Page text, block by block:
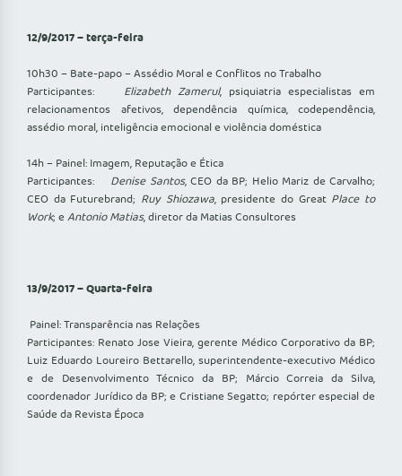
12/9/2017 – terça-feira
10h30 – Bate-papo – Assédio Moral e Conflitos no Trabalho
Participantes: Elizabeth Zamerul, psiquiatria especialistas em
relacionamentos afetivos, dependência química, codependência,
assédio moral, inteligência emocional e violência doméstica
14h – Painel: Imagem, Reputação e Ética
Participantes: Denise Santos, CEO da BP; Helio Mariz de Carvalho;
CEO da Futurebrand; Ruy Shiozawa, presidente do Great Place to
Work; eAntonio Matias, diretor da Matias Consultores
13/9/2017 – Quarta-feira
Painel: Transparência nas Relações
Participantes: Renato Jose Vieira, gerente Médico Corporativo da BP;
Luiz Eduardo Loureiro Bettarello, superintendente-executivo Médico
e de Desenvolvimento Técnico da BP; Márcio Correia da Silva,
coordenador Jurídico da BP; e Cristiane Segatto; repórter especial de
Saúde da Revista Época